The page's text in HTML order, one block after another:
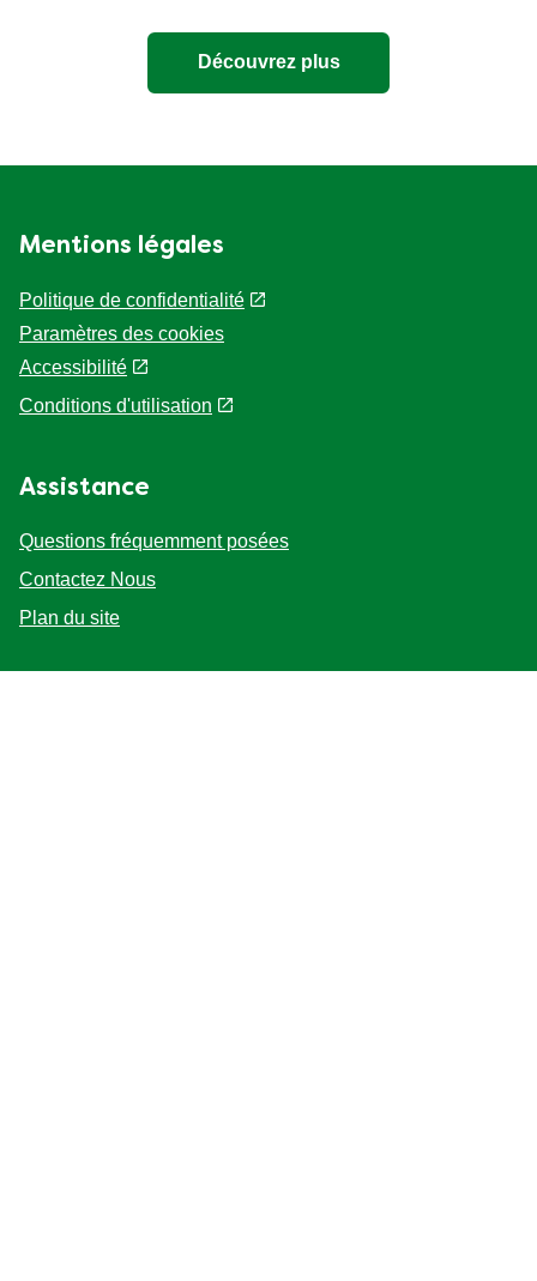
Découvrez plus
Mentions légales
Politique de confidentialité
Paramètres des cookies
Accessibilité
Conditions d'utilisation
Assistance
Questions fréquemment posées
Contactez Nous
Plan du site